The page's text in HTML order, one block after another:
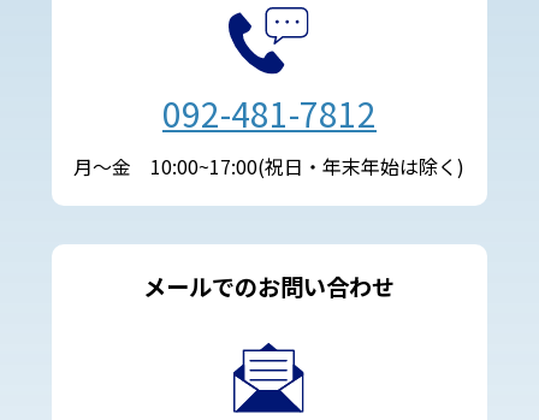
092-481-7812
月～金 10:00~17:00(祝日・年末年始は除く)
メールでのお問い合わせ